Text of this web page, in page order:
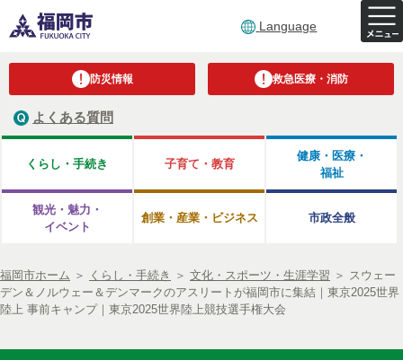
Language
防災情報 救急医療・消防
よくある質問
くらし・手続き 子育て・教育
健康・医療・
福祉
観光・魅力・
イベント
創業・産業・ビジネス 市政全般
福岡市ホーム ＞ くらし・手続き ＞ 文化・スポーツ・生涯学習 ＞ スウェー
デン＆ノルウェー＆デンマークのアスリートが福岡市に集結｜東京2025世界
陸上 事前キャンプ｜東京2025世界陸上競技選手権大会